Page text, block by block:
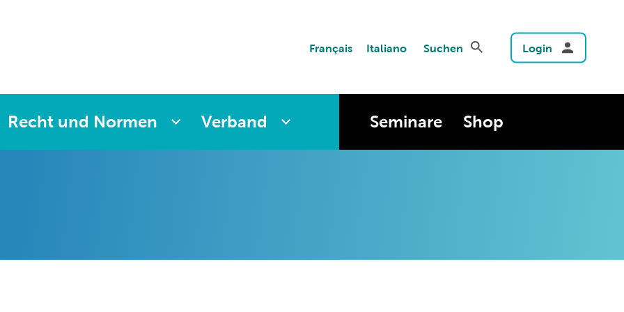
Français Italiano Suchen Login
Recht und Normen Verband Seminare Shop